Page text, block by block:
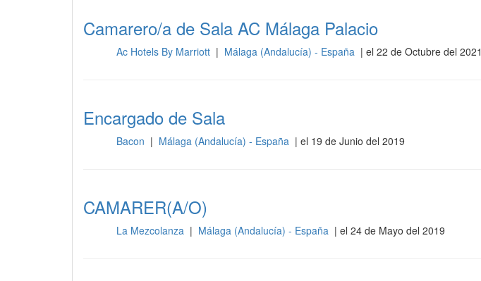
Camarero/a de Sala AC Málaga Palacio
Ac Hotels By Marriott | Málaga (Andalucía) - España | el 22 de Octubre del 2021
Encargado de Sala
Bacon | Málaga (Andalucía) - España | el 19 de Junio del 2019
CAMARER(A/O)
La Mezcolanza | Málaga (Andalucía) - España | el 24 de Mayo del 2019